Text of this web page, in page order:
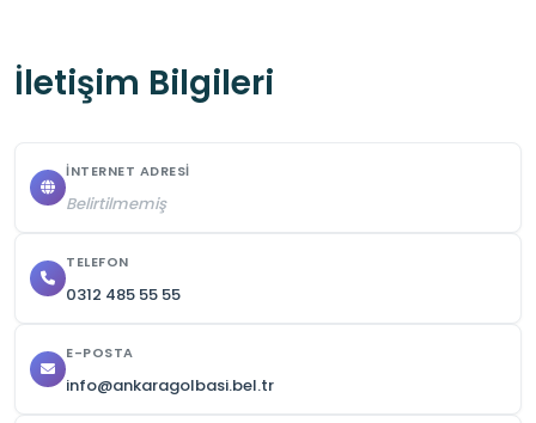
gösterilmesi gerekmektedir.
İletişim Bilgileri
İNTERNET ADRESI
Belirtilmemiş
TELEFON
0312 485 55 55
E-POSTA
info@ankaragolbasi.bel.tr